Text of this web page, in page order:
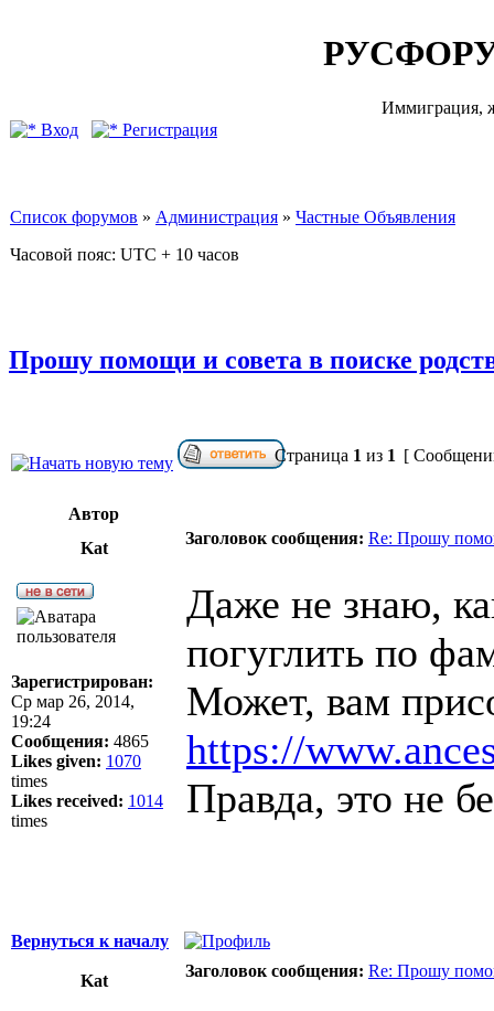
Иммиграция,
Вход
Регистрация
Список форумов » Администрация » Частные Объявления
Часовой пояс: UTC + 10 часов
Прошу помощи и совета в поиске
Страница 1 из 1 [
Автор
Kat
Заголовок сообщения: Re: Прошу
Зарегистрирован:
Ср мар 26, 2014,
19:24
Сообщения: 4865
Likes given: 1070
times
Likes received: 1014
times
Даже не знаю,
погуглить по
Может, вам
https://
Правда, это не
Вернуться к началу
Kat
Заголовок сообщения: Re: Прошу